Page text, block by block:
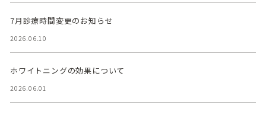
7月診療時間変更のお知らせ
2026.06.10
ホワイトニングの効果について
2026.06.01